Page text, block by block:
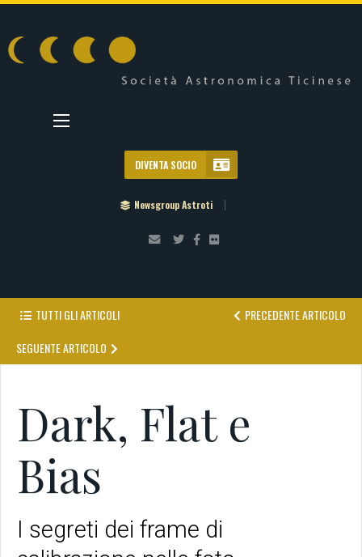
DIVENTA SOCIO
Newsgroup Astroti
TUTTI GLI ARTICOLI
PRECEDENTE ARTICOLO
SEGUENTE ARTICOLO
Dark, Flat e
Bias
I segreti dei frame di